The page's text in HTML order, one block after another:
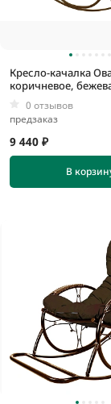
Кресло-качалка
коричневое,
0 отзывов
предзаказ
9 440 ₽
В